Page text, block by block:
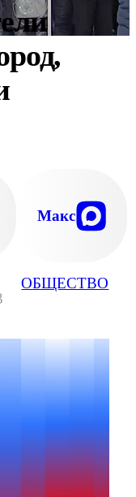
ОБЩЕСТВО
Макс